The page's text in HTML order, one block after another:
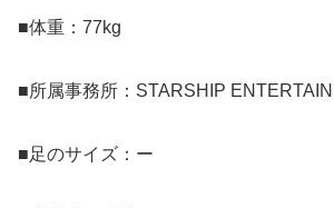
■体重：77kg
■所属事務所：STARSHIP
■足のサイズ：ー